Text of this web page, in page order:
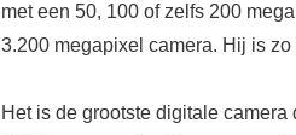
met een 50, 100 of zelfs 200
3.200 megapixel camera. Hij is zo
Het is de grootste digitale